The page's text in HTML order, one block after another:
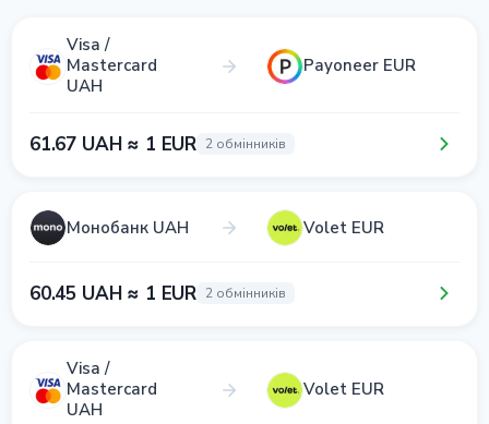
Visa /
Mastercard
UAH
Payoneer EUR
61.67 UAH ≈ 1 EUR 2 обмінників
Монобанк UAH Volet EUR
60.45 UAH ≈ 1 EUR 2 обмінників
Visa /
Mastercard
UAH
Volet EUR